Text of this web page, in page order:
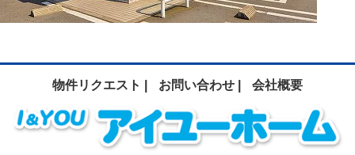
物件リクエスト | お問い合わせ | 会社概要